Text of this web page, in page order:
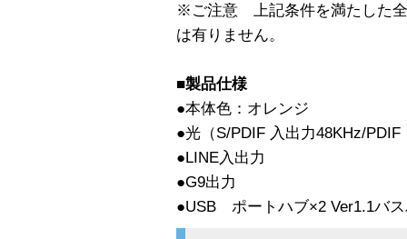
※ご注意 上記条件を満たした
は有りません。
■製品仕様
●本体色：オレンジ
●光（S/PDIF 入出力48KHz/
●LINE入出力
●G9出力
●USB ポートハブ×2 Ver1.1バ